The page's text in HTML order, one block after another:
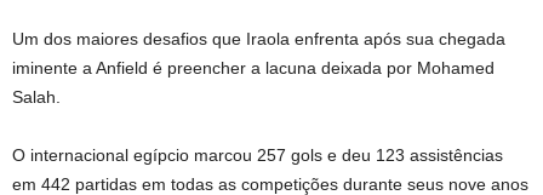
Um dos maiores desafios que Iraola enfrenta após sua chegada
iminente a Anfield é preencher a lacuna deixada por Mohamed
Salah.
O internacional egípcio marcou 257 gols e deu 123 assistências
em 442 partidas em todas as competições durante seus nove anos